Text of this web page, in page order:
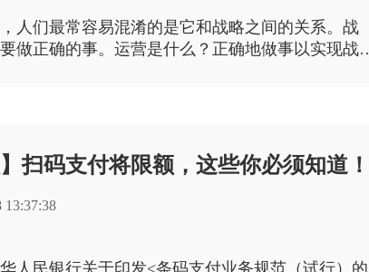
人们最常容易混淆的是它和战略之间的关系。战
做正确的事。运营是什么？正确地做事以实现战
】扫码支付将限额，这些你必须知道！
13:37:38
人民银行关于印发<条码支付业务规范（试行）的